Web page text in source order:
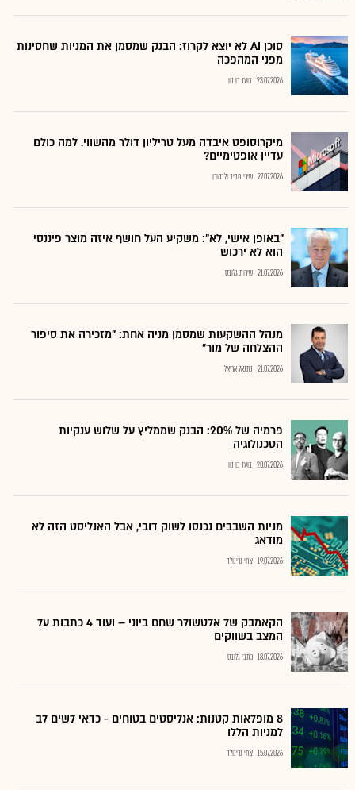
סוכן AI לא יוצא לקרוז: הבנק שמסמן את המניות שחסינות
מפני המהפכה
23.07.2026 בועז בן נון
מיקרוסופט איבדה מעל טריליון דולר מהשווי. למה כולם
עדיין אופטימיים?
27.07.2026 שירי חביב ולדהורן
"באופן אישי, לא": משקיע העל חושף איזה מוצר פיננסי
הוא לא ירכוש
21.07.2026 שירות גלובס
מנהל ההשקעות שמסמן מניה אחת: "מזכירה את סיפור
ההצלחה של מור"
21.07.2026 נתנאל אריאל
פרמיה של 20%: הבנק שממליץ על שלוש ענקיות
הטכנולוגיה
20.07.2026 בועז בן נון
מניות השבבים נכנסו לשוק דובי, אבל האנליסט הזה לא
מודאג
19.07.2026 צחי גרינולד
הקאמבק של אלטשולר שחם ביוני – ועוד 4 כתבות על
המצב בשווקים
18.07.2026 כתבי גלובס
8 מופלאות קטנות: אנליסטים בטוחים - כדאי לשים לב
למניות הללו
15.07.2026 צחי גרינולד